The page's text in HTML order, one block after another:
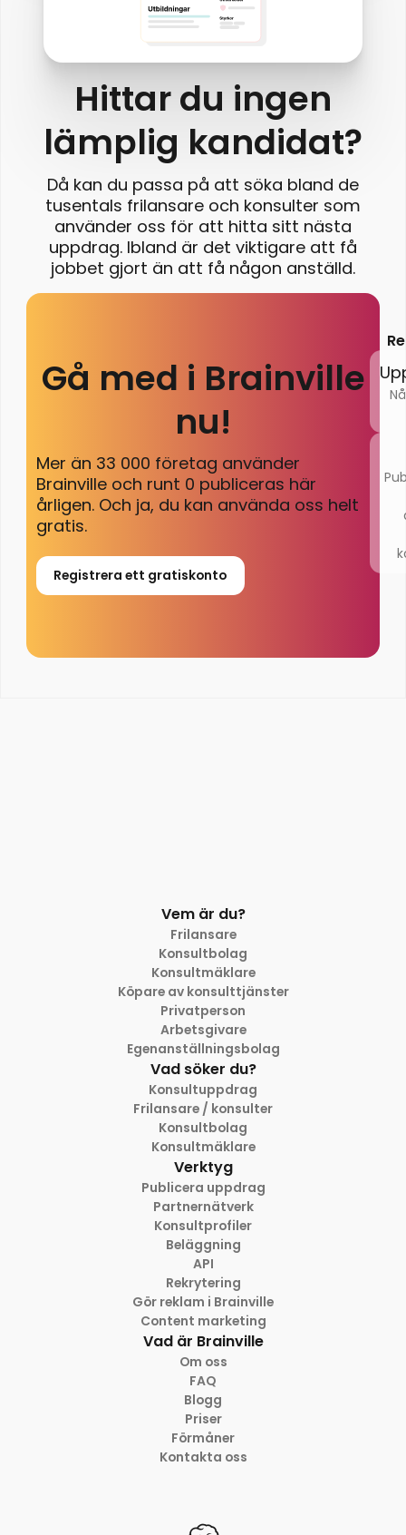
Hittar du ingen
lämplig kandidat?
Då kan du passa på att söka bland de
tusentals frilansare och konsulter som
använder oss för att hitta sitt nästa
uppdrag. Ibland är det viktigare att få
jobbet gjort än att få någon anställd.
Gå med i Brainville
nu!
Mer än 33 000 företag använder
Brainville och runt 0 publiceras här
årligen. Och ja, du kan använda oss helt
gratis.
Registrera ett gratiskonto
Vem är du?
Frilansare
Konsultbolag
Konsultmäklare
Köpare av konsulttjänster
Privatperson
Arbetsgivare
Egenanställningsbolag
Vad söker du?
Konsultuppdrag
Frilansare / konsulter
Konsultbolag
Konsultmäklare
Verktyg
Publicera uppdrag
Partnernätverk
Konsultprofiler
Beläggning
API
Rekrytering
Gör reklam i Brainville
Content marketing
Vad är Brainville
Om oss
FAQ
Blogg
Priser
Förmåner
Kontakta oss